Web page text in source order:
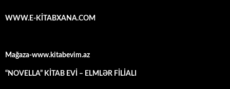
WWW.E-KİTABXANA.COM
Mağaza-www.kitabevim.az
“NOVELLA” KİTAB EVİ – ELMLƏR FİLİALI